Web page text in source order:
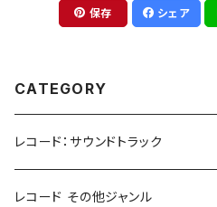
保存 シェア
CATEGORY
レコード：サウンドトラック
ホラー/スリラー
レコード その他ジャンル